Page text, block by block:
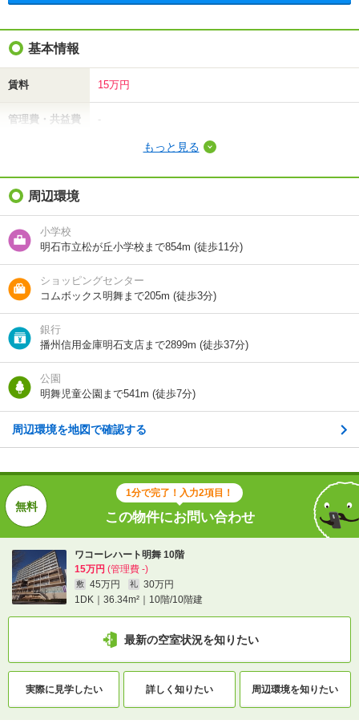
基本情報
賃料 15万円
管理費・共益費 -
礼金（敷引・償
却金）
間取り / 専有面
積
1DK/36.34m²
種別 / 構造 マンション
向き 南東
住所 兵庫県明石市松が丘４
交通
ＪＲ山陽本線/朝霧駅 歩17分
山陽電鉄本線/西舞子駅 歩24分
山陽電鉄本線/大蔵谷駅 歩29分
1分で完了！入力2項目！
この物件にお問い合わせ
ワコーレハート明舞 10階
15万円 (管理費 -)
1DK｜36.34m²｜10階/10階建
もっと見る
周辺環境
小学校
明石市立松が丘小学校まで854m (徒歩11分)
ショッピングセンター
コムボックス明舞まで205m (徒歩3分)
銀行
播州信用金庫明石支店まで2899m (徒歩37分)
公園
明舞児童公園まで541m (徒歩7分)
周辺環境を地図で確認する
1分で完了！入力2項目！
この物件にお問い合わせ
ワコーレハート明舞 10階
15万円 (管理費 -)
敷 45万円 礼
30万円
1DK｜36.34m²｜10階/10階建
最新の空室状況を知りたい
実際に見学したい 詳しく知りたい 周辺環境を知りたい